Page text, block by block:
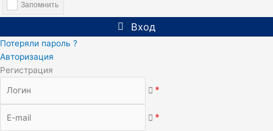
Запомнить
Вход
Потеряли пароль ?
Авторизация
Регистрация
*
*